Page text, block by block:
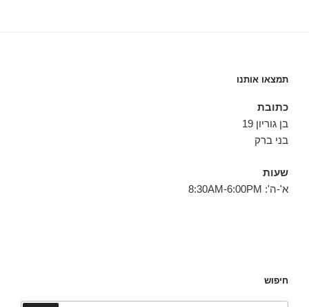
תמצאו אותנו
כתובת
בן גוריון 19
בני ברק
שעות
א'-ה': 8:30AM-6:00PM
חיפוש